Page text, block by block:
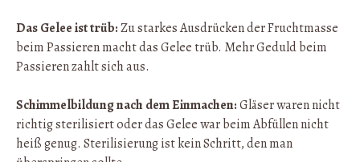
Das Gelee ist trüb:Zu starkes Ausdrücken der Fruchtmasse
beim Passieren macht das Gelee trüb. Mehr Geduld beim
Passieren zahlt sich aus.
Schimmelbildung nach dem Einmachen:Gläser waren nicht
richtig sterilisiert oder das Gelee war beim Abfüllen nicht
heiß genug. Sterilisierung ist kein Schritt, den man